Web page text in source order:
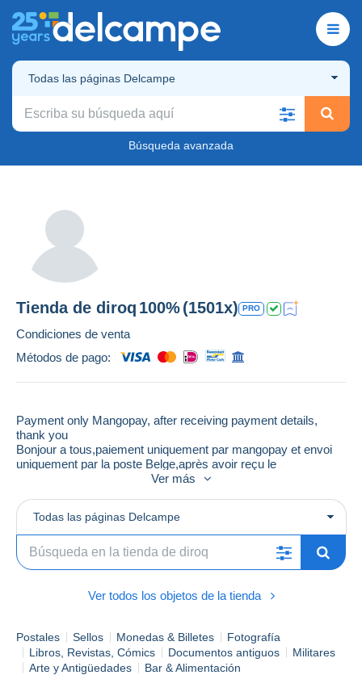
Todas las páginas Delcampe
Búsqueda avanzada
Tienda de diroq 100%(1501x) PRO
Condiciones de venta
Métodos de pago:
Payment only Mangopay, after receiving payment details,
thank you
Bonjour a tous,paiement uniquement par mangopay et envoi
uniquement par la poste Belge,après avoir reçu le
Ver más
Todas las páginas Delcampe
Ver todos los objetos de la tienda
Postales Sellos Monedas & Billetes
Fotografía
Libros, Revistas, Cómics
Documentos antiguos
Militares
Arte y Antigüedades
Bar & Alimentación